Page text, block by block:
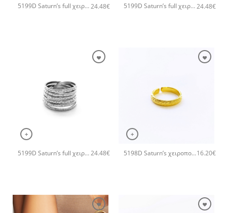
5199D Saturn’s full χειροποίητο δαχτυλιδι Catherine bijoux Χρυσό24.48€ 5199D Saturn’s full χειροποίητο δαχτυλιδι Catherine bijoux Ροζ χρυσό24.48€
+
5199D Saturn’s full χειροποίητο δαχτυλιδι Catherine bijoux Ασημί24.48€
+
5198D Saturn’s χειροποίητο δαχτυλιδι Catherine bijoux Χρυσό16.20€